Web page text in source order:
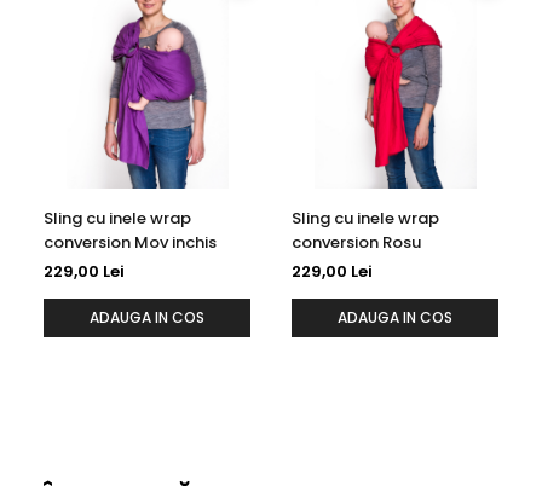
Sling cu inele wrap
conversion Mov inchis
229,00 Lei
ADAUGA IN COS
Sling cu inele wrap
conversion Rosu
229,00 Lei
ADAUGA IN COS